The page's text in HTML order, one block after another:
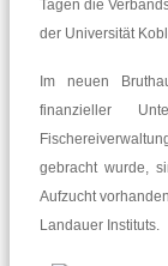
Tagen die
der Universität
Im neuen
finanzieller
gebracht wurde,
Aufzucht
Landauer Instituts.